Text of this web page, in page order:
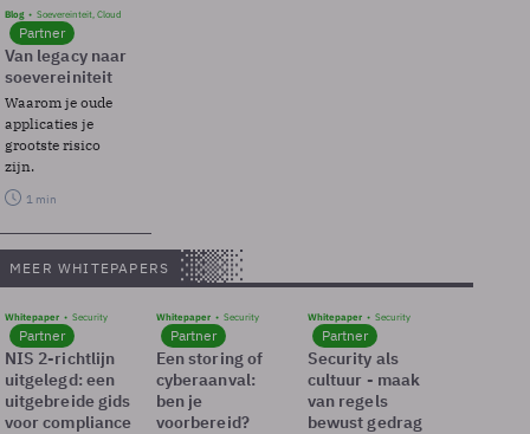
Blog Soevereinteit, Cloud
Partner
Van legacy naar
soevereiniteit
Waarom je oude
applicaties je
grootste risico
zijn.
1 min
MEER WHITEPAPERS
Whitepaper Security
Partner
NIS 2-richtlijn
uitgelegd: een
uitgebreide gids
voor compliance
Whitepaper Security
Partner
Een storing of
cyberaanval:
ben je
voorbereid?
Whitepaper Security
Partner
Security als
cultuur - maak
van regels
bewust gedrag